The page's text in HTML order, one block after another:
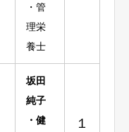
・管
理栄
養士
坂田
純子
・健
１